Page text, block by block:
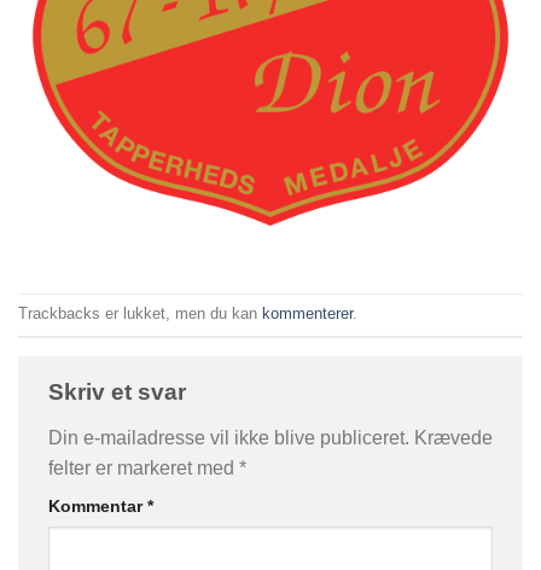
Trackbacks er lukket, men du kan kommenterer.
Skriv et svar
Din e-mailadresse vil ikke blive publiceret. Krævede
felter er markeret med *
Kommentar*